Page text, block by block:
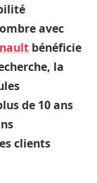
avec
bénéficie
la
de 10 ans
clients